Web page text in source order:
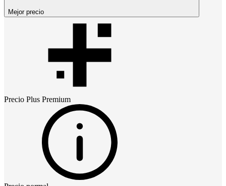
Mejor precio
Precio Plus Premium